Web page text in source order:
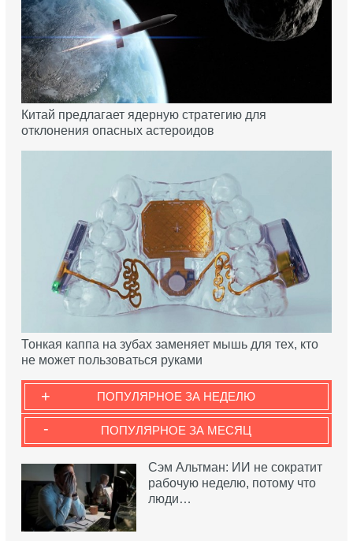
Китай предлагает ядерную стратегию для
отклонения опасных астероидов
Тонкая каппа на зубах заменяет мышь для тех, кто
не может пользоваться руками
ПОПУЛЯРНОЕ ЗА НЕДЕЛЮ
+
ПОПУЛЯРНОЕ ЗА МЕСЯЦ
-
Сэм Альтман: ИИ не сократит
рабочую неделю, потому что
люди…